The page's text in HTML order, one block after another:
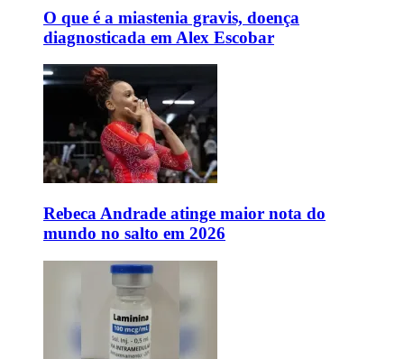
O que é a miastenia gravis, doença
diagnosticada em Alex Escobar
Rebeca Andrade atinge maior nota do
mundo no salto em 2026